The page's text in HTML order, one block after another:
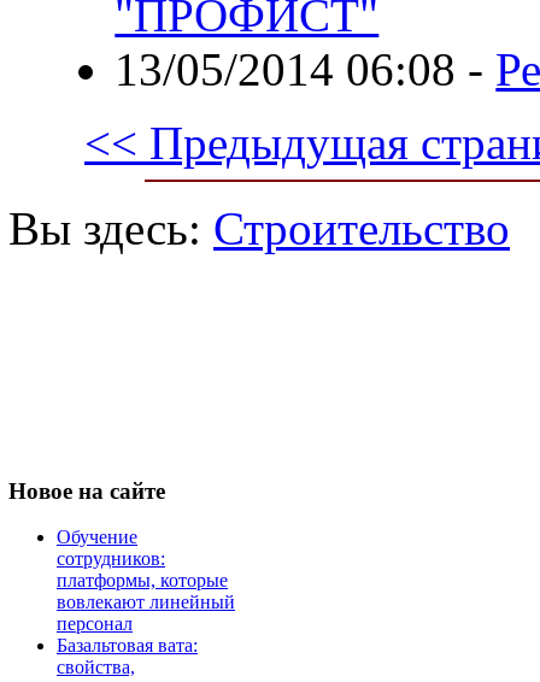
"ПРОФИСТ"
13/05/2014 06:08 -
<< Предыдущая
Вы здесь: Строительство
Новое на сайте
Обучение
сотрудников:
платформы, которые
вовлекают линейный
персонал
Базальтовая вата:
свойства,